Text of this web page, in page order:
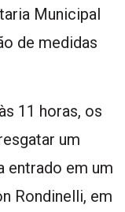
Municipal
de medidas
11 horas, os
um
entrado em um
Rondinelli, em